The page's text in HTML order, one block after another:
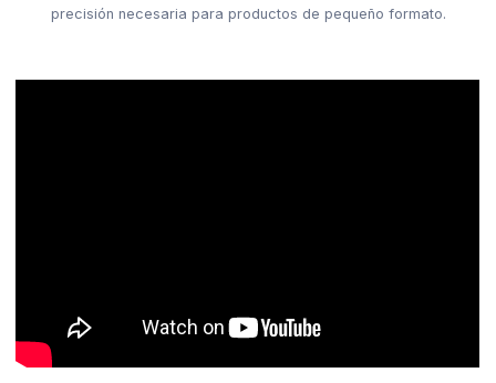
precisión necesaria para productos de pequeño formato.